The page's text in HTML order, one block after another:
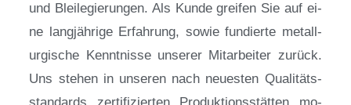
und Blei­le­gie­run­gen. Als Kun­de grei­fen Sie auf ei­
ne lang­jäh­ri­ge Er­fah­rung, so­wie fun­dier­te me­tall­
ur­gi­sche Kennt­nis­se un­se­rer Mit­ar­bei­ter zu­rück.
Uns ste­hen in un­se­ren nach neu­es­ten Qua­li­täts­